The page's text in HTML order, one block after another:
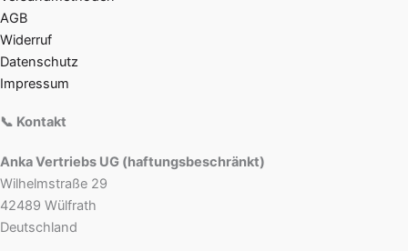
AGB
Widerruf
Datenschutz
Impressum
📞 Kontakt
Anka Vertriebs UG (haftungsbeschränkt)
Wilhelmstraße 29
42489 Wülfrath
Deutschland